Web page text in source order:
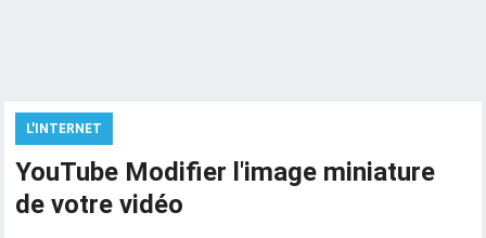
L'INTERNET
YouTube Modifier l'image miniature
de votre vidéo